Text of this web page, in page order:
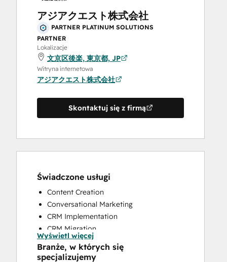
アジアクエスト株式会社
PARTNER PLATINUM SOLUTIONS
PARTNER
Lokalizacje
文京区後楽, 東京都, JP
Witryna internetowa
アジアクエスト株式会社
Skontaktuj się z firmą
Świadczone usługi
Content Creation
Conversational Marketing
CRM Implementation
CRM Migration
Custom API Integrations
Customer Marketing
Wyświetl więcej
Branże, w których się
specjalizujemy